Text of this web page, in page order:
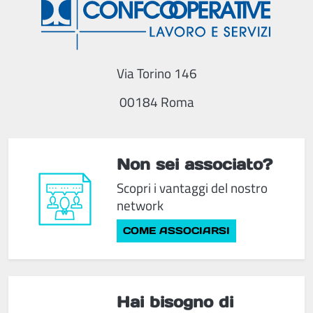
Non sei associato?
Scopri i vantaggi del nostro
network
COME ASSOCIARSI
Via Torino 146
00184 Roma
Hai bisogno di